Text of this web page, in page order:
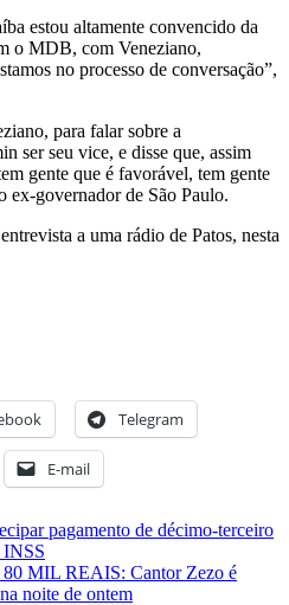
estou altamente convencido da
o MDB, com Veneziano,
no processo de conversação”,
para falar sobre a
ser seu vice, e disse que, assim
gente que é favorável, tem gente
ex-governador de São Paulo.
a uma rádio de Patos, nesta
Telegram
E-mail
pagamento de décimo-terceiro
INSS
MIL REAIS: Cantor Zezo é
noite de ontem